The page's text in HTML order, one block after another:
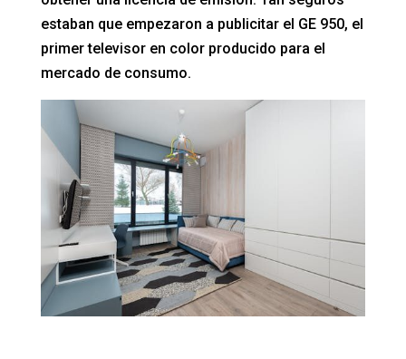
estaban que empezaron a publicitar el GE 950, el
primer televisor en color producido para el
mercado de consumo.